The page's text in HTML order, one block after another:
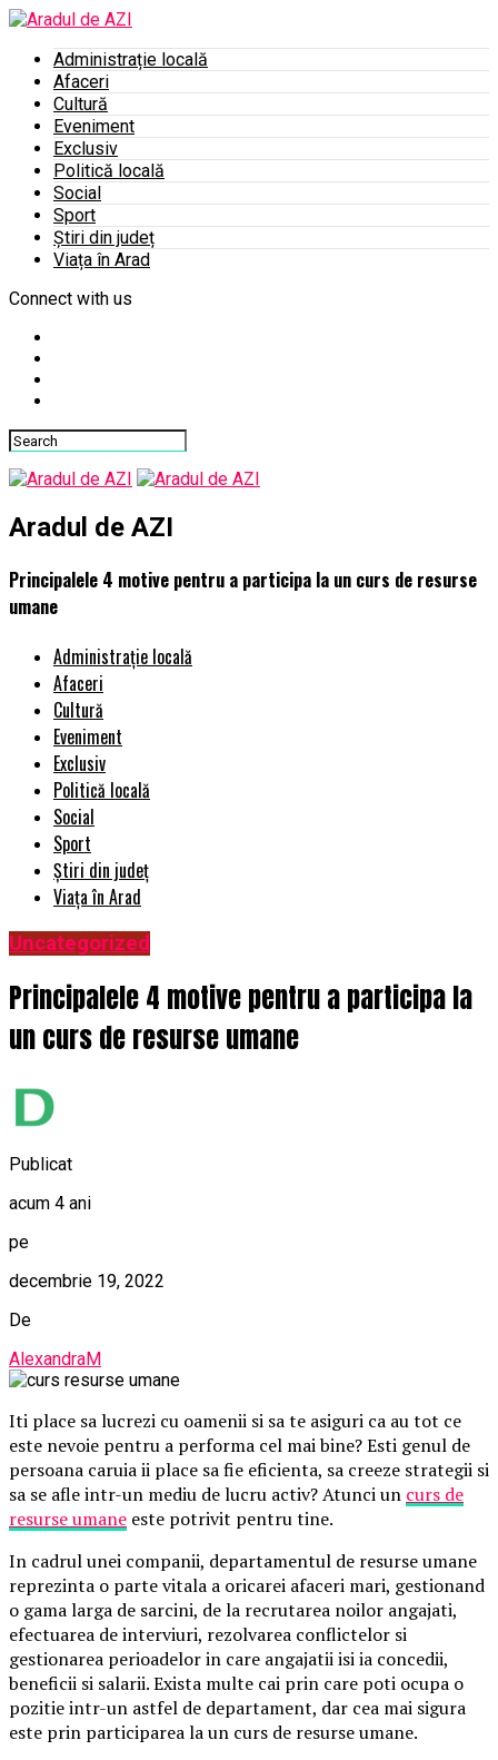
Administrație locală
Afaceri
Cultură
Eveniment
Exclusiv
Politică locală
Social
Sport
Știri din județ
Viața în Arad
Connect with us
Aradul de AZI
Principalele 4 motive pentru a participa la un curs de resurse
umane
Administrație locală
Afaceri
Cultură
Eveniment
Exclusiv
Politică locală
Social
Sport
Știri din județ
Viața în Arad
Uncategorized
Principalele 4 motive pentru a participa la
un curs de resurse umane
Publicat
acum 4 ani
pe
decembrie 19, 2022
De
AlexandraM
Iti place sa lucrezi cu oamenii si sa te asiguri ca au tot ce
este nevoie pentru a performa cel mai bine? Esti genul de
persoana caruia ii place sa fie eficienta, sa creeze strategii si
sa se afle intr-un mediu de lucru activ? Atunci un curs de
resurse umane este potrivit pentru tine.
In cadrul unei companii, departamentul de resurse umane
reprezinta o parte vitala a oricarei afaceri mari, gestionand
o gama larga de sarcini, de la recrutarea noilor angajati,
efectuarea de interviuri, rezolvarea conflictelor si
gestionarea perioadelor in care angajatii isi ia concedii,
beneficii si salarii. Exista multe cai prin care poti ocupa o
pozitie intr-un astfel de departament, dar cea mai sigura
este prin participarea la un curs de resurse umane.